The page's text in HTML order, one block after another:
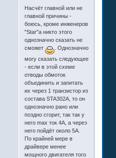
Насчёт главной или не
главной причины -
боюсь, кроме инженеров
"Star"а никто этого
однозначно сказать не
сможет
. Однозначно
могу сказать следующее
- если в этой схеме
отводы обмоток
объединить и запитать
их через 1 транзистор из
состава STA302A, то он
однозначно рано или
поздно сгорит, так так у
него max ток 4А, а через
него пойдёт около 5А.
По крайней мере в
драйвере менее
мощного двигателя того